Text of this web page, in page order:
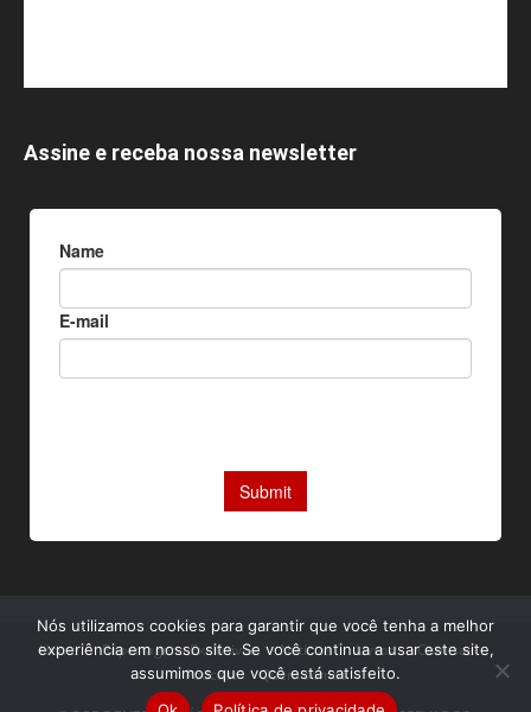
Assine e receba nossa newsletter
Home Reportagens Exclusivas Notícias Livros
Camisas
Podcast
Quem somos
Nós utilizamos cookies para garantir que você tenha a melhor
experiência em nosso site. Se você continua a usar este site,
assumimos que você está satisfeito.